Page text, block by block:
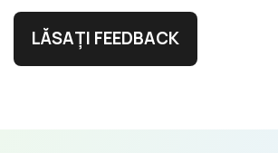
LĂSAȚI FEEDBACK